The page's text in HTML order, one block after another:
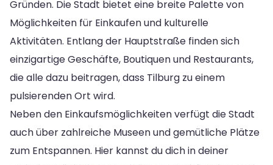
Gründen. Die Stadt bietet eine breite Palette von
Möglichkeiten für Einkaufen und kulturelle
Aktivitäten. Entlang der Hauptstraße finden sich
einzigartige Geschäfte, Boutiquen und Restaurants,
die alle dazu beitragen, dass Tilburg zu einem
pulsierenden Ort wird.
Neben den Einkaufsmöglichkeiten verfügt die Stadt
auch über zahlreiche Museen und gemütliche Plätze
zum Entspannen. Hier kannst du dich in deiner